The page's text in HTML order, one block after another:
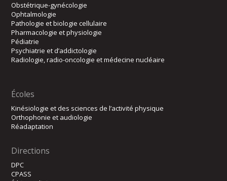
Obstétrique-gynécologie
Ophtalmologie
Pathologie et biologie cellulaire
Pharmacologie et physiologie
Pédiatrie
Psychiatrie et d’addictologie
Radiologie, radio-oncologie et médecine nucléaire
Écoles
Kinésiologie et des sciences de l’activité physique
Orthophonie et audiologie
Réadaptation
Directions
DPC
CPASS